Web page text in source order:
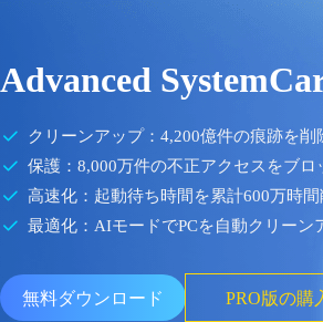
Advanced
クリーンアップ：4,200億件の痕跡を
保護：8,000万件の不正アクセスをブ
高速化：起動待ち時間を累計600万時
最適化：AIモードでPCを自動クリーン
無料ダウンロード PRO版の購